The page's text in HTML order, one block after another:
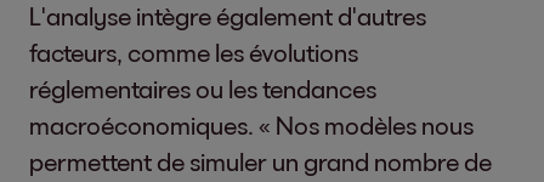
L'analyse intègre également d'autres
facteurs, comme les évolutions
réglementaires ou les tendances
macroéconomiques. « Nos modèles nous
permettent de simuler un grand nombre de